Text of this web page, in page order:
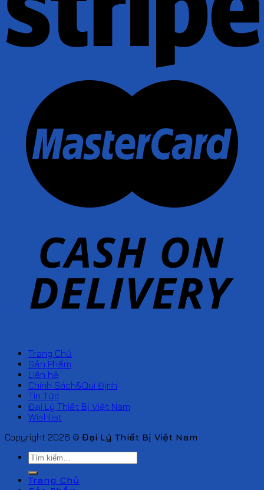
Trang Chủ
Sản Phẩm
Liên hệ
Chính Sách&Qui Định
Tin Tức
Đại Lý Thiết Bị Việt Nam
Wishlist
Copyright 2026 © Đại Lý Thiết Bị Việt Nam
Tìm
kiếm:
Trang Chủ